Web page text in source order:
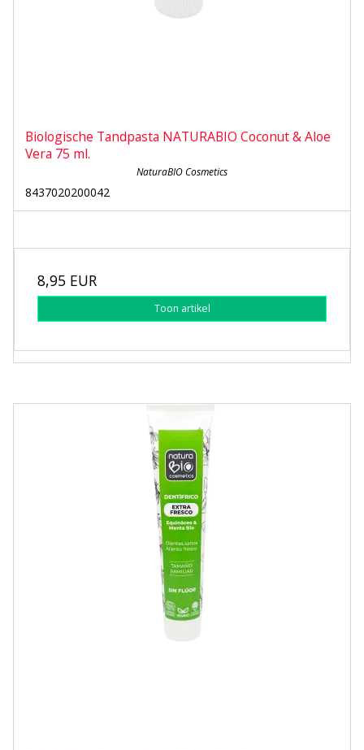
Biologische Tandpasta NATURABIO Coconut & Aloe
Vera 75 ml.
NaturaBIO Cosmetics
8437020200042
8,95 EUR
Toon artikel